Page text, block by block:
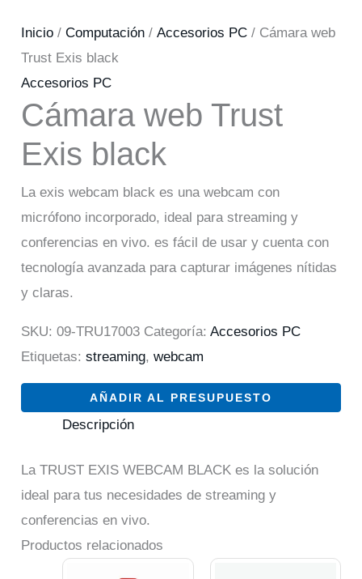
Inicio /Computación /Accesorios PC / Cámara web
Trust Exis black
Accesorios PC
Cámara web Trust
Exis black
La exis webcam black es una webcam con
micrófono incorporado, ideal para streaming y
conferencias en vivo. es fácil de usar y cuenta con
tecnología avanzada para capturar imágenes nítidas
y claras.
SKU:09-TRU17003 Categoría:Accesorios PC
Etiquetas:streaming,webcam
AÑADIR AL PRESUPUESTO
Descripción
La TRUST EXIS WEBCAM BLACK es la solución
ideal para tus necesidades de streaming y
conferencias en vivo.
Productos relacionados